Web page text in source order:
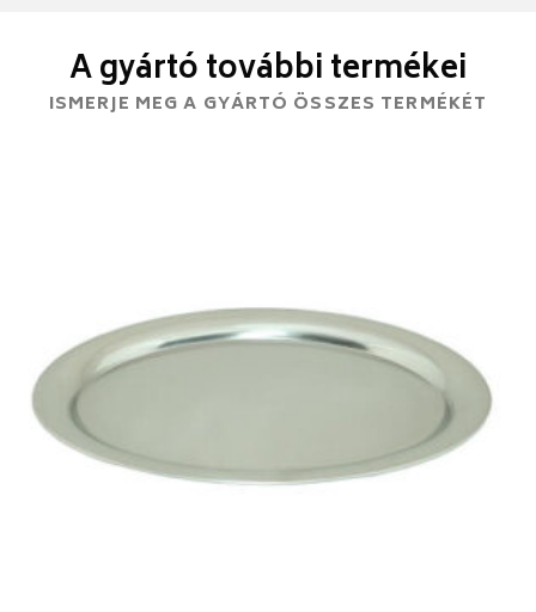
A gyártó további termékei
ISMERJE MEG A GYÁRTÓ ÖSSZES TERMÉKÉT